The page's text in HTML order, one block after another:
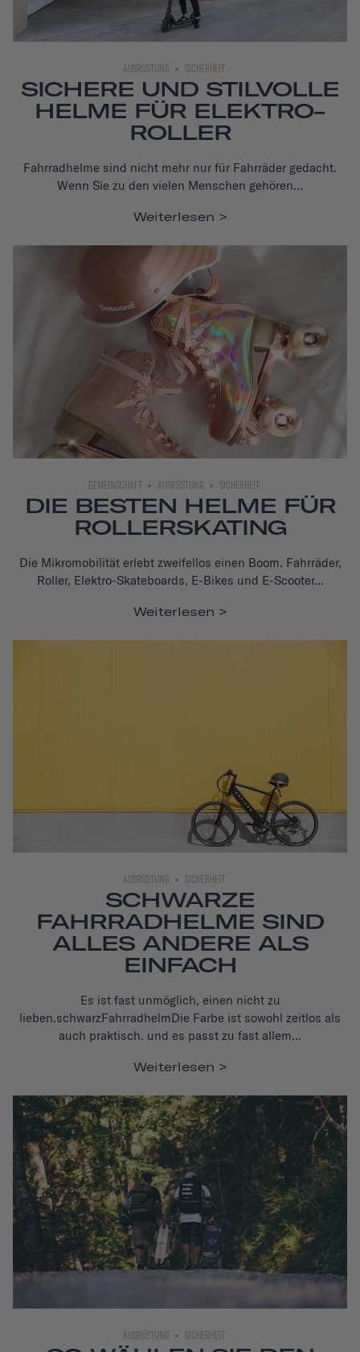
AUSRÜSTUNG SICHERHEIT
SICHERE UND STILVOLLE
HELME FÜR ELEKTRO-
ROLLER
Fahrradhelme sind nicht mehr nur für Fahrräder gedacht.
Wenn Sie zu den vielen Menschen gehören...
Weiterlesen
GEMEINSCHAFT AUSRÜSTUNG SICHERHEIT
DIE BESTEN HELME FÜR
ROLLERSKATING
Die Mikromobilität erlebt zweifellos einen Boom. Fahrräder,
Roller, Elektro-Skateboards, E-Bikes und E-Scooter...
Weiterlesen
AUSRÜSTUNG SICHERHEIT
SCHWARZE
FAHRRADHELME SIND
ALLES ANDERE ALS
EINFACH
Es ist fast unmöglich, einen nicht zu
lieben.schwarzFahrradhelmDie Farbe ist sowohl zeitlos als
auch praktisch. und es passt zu fast allem...
Weiterlesen
AUSRÜSTUNG SICHERHEIT